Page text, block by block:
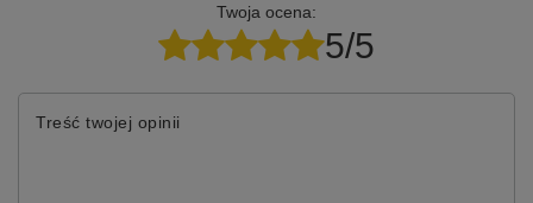
Twoja ocena:
5/5
Treść twojej opinii